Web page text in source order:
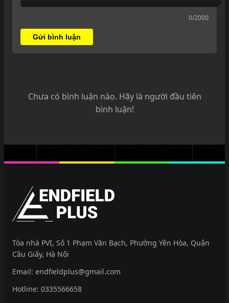
0/2000
Gửi bình luận
Chưa có bình luận nào. Hãy là người đầu tiên
bình luận!
EndfieldPlus
Tòa nhà PVI, Số 1 Phạm Văn Bạch, Phường Yên Hòa, Quận
Cầu Giấy, Hà Nội
Email: endfieldplus@gmail.com
Hotline: 0335566658